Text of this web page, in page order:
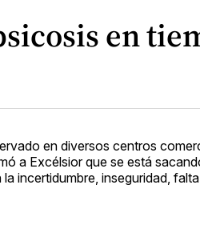
en
en diversos centros
a Excélsior que se está
incertidumbre, inseguridad,